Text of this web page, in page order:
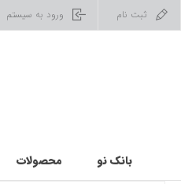
ثبت نام ورود به سیستم
بانک نو محصولات